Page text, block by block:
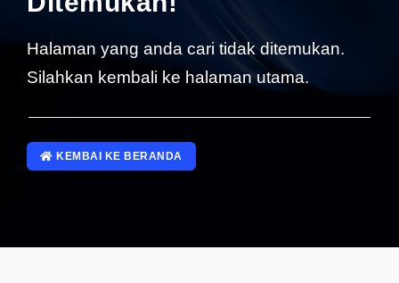
Halaman yang anda cari tidak ditemukan.
Silahkan kembali ke halaman utama.
KEMBAI KE BERANDA